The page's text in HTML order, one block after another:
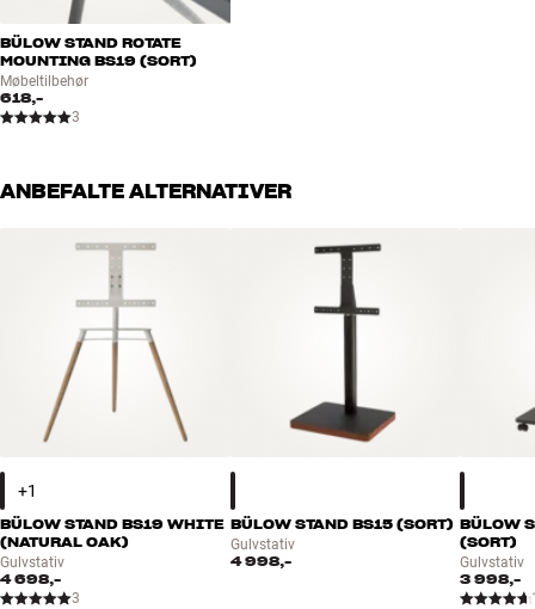
BÜLOW STAND ROTATE
MOUNTING BS19 (SORT)
Møbeltilbehør
618,-
3
ANBEFALTE ALTERNATIVER
BÜLOW STAND BS19 WHITE
(NATURAL OAK)
Gulvstativ
4 698,-
3
BÜLOW STAND BS15 (SORT)
Gulvstativ
4 998,-
BÜLOW
(SORT)
Gulvstativ
3 998,-